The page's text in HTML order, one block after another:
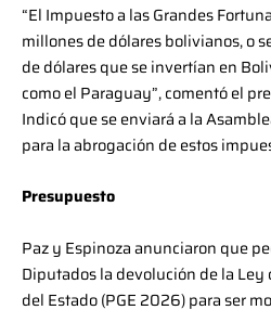
“El Impuesto a las Grandes
millones de dólares bolivianos, o
de dólares que se invertían en
como el Paraguay”, comentó el
Indicó que se enviará a la
para la abrogación de estos
Presupuesto
Paz y Espinoza anunciaron que
Diputados la devolución de la
del Estado (PGE 2026) para ser